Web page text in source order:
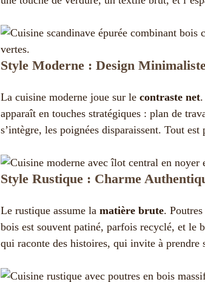
Style Moderne : Design
La cuisine moderne joue sur le contraste net
apparaît en touches stratégiques : plan de
s’intègre, les poignées disparaissent. Tout
Style Rustique : Charme
Le rustique assume la matière brute.
bois est souvent patiné, parfois recyclé, et le
qui raconte des histoires, qui invite à prendre